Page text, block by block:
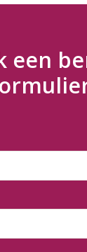
een